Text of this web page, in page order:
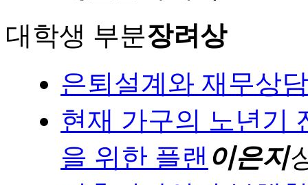
대학생 부분장려상
은퇴설계와 재무상담
현재 가구의 노년기
을 위한 플랜 이은지